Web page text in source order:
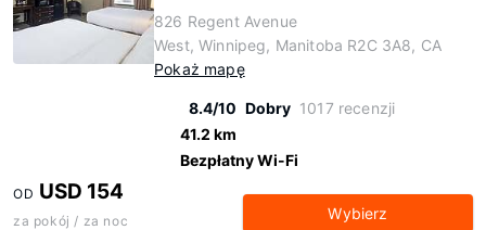
826 Regent Avenue
West, Winnipeg, Manitoba R2C 3A8, CA
Pokaż mapę
8.4/10 Dobry 1017 recenzji
41.2 km
Bezpłatny Wi-Fi
OD USD 154
za pokój / za noc Wybierz